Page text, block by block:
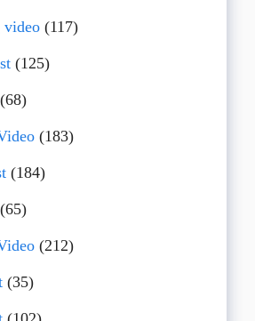
video(117)
(125)
(183)
(184)
(212)
(35)